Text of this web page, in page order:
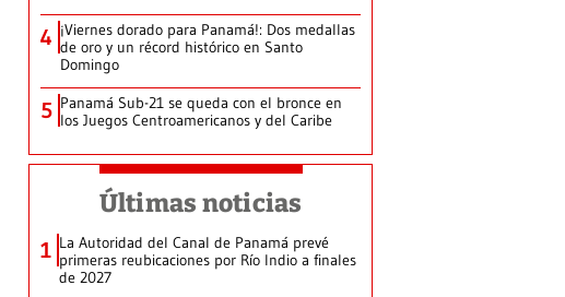
4 ¡Viernes dorado para Panamá!: Dos medallas
de oro y un récord histórico en Santo
Domingo
5 Panamá Sub-21 se queda con el bronce en
los Juegos Centroamericanos y del Caribe
Últimas noticias
1 La Autoridad del Canal de Panamá prevé
primeras reubicaciones por Río Indio a finales
de 2027